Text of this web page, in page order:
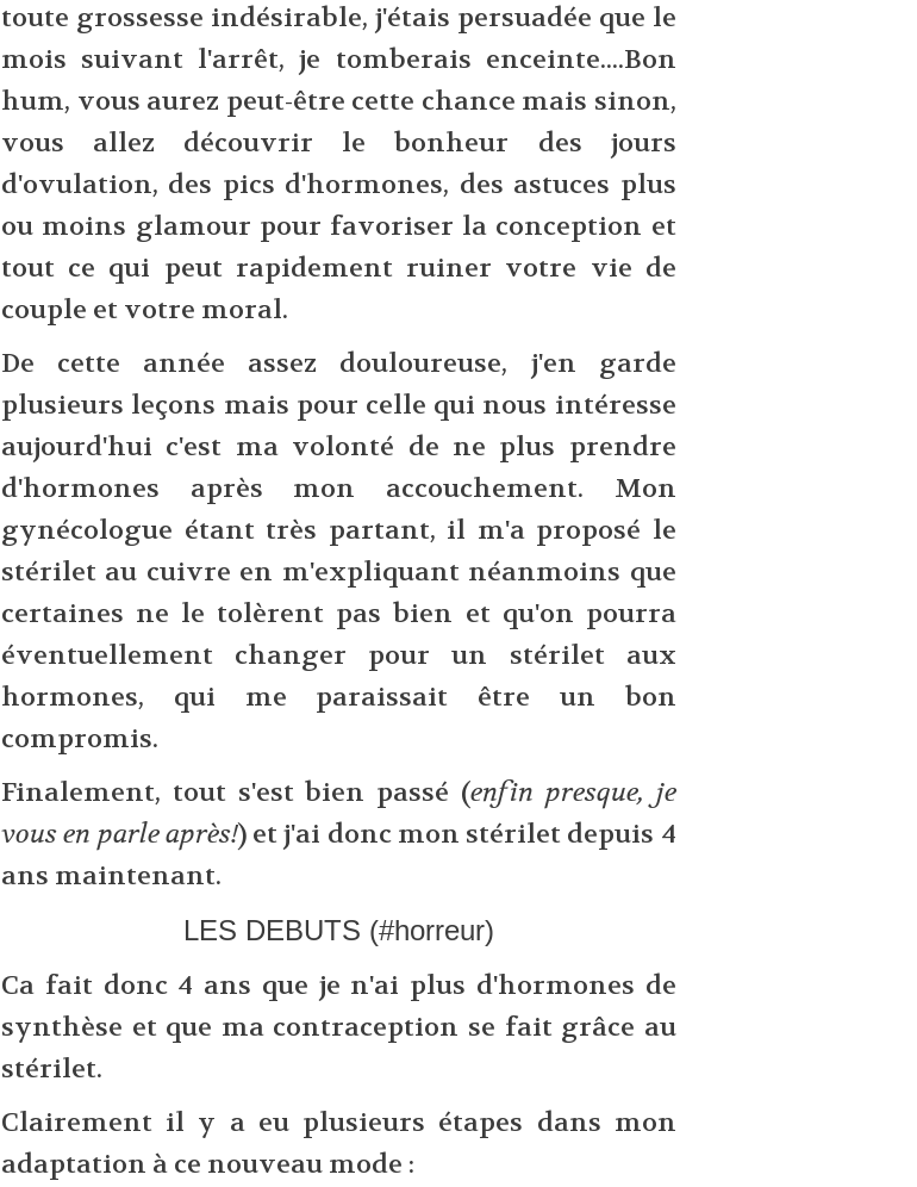
toute grossesse indésirable, j'étais persuadée que le
mois suivant l'arrêt, je tomberais enceinte....Bon
hum, vous aurez peut-être cette chance mais sinon,
vous allez découvrir le bonheur des jours
d'ovulation, des pics d'hormones, des astuces plus
ou moins glamour pour favoriser la conception et
tout ce qui peut rapidement ruiner votre vie de
couple et votre moral.
De cette année assez douloureuse, j'en garde
plusieurs leçons mais pour celle qui nous intéresse
aujourd'hui c'est ma volonté de ne plus prendre
d'hormones après mon accouchement. Mon
gynécologue étant très partant, il m'a proposé le
stérilet au cuivre en m'expliquant néanmoins que
certaines ne le tolèrent pas bien et qu'on pourra
éventuellement changer pour un stérilet aux
hormones, qui me paraissait être un bon
compromis.
Finalement, tout s'est bien passé (enfin presque, je
vous en parle après!) et j'ai donc mon stérilet depuis 4
ans maintenant.
LES DEBUTS (#horreur)
Ca fait donc 4 ans que je n'ai plus d'hormones de
synthèse et que ma contraception se fait grâce au
stérilet.
Clairement il y a eu plusieurs étapes dans mon
adaptation à ce nouveau mode :